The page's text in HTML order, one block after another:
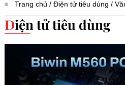
Trang chủ Điện tử tiêu dùng
Điện tử tiêu dùng